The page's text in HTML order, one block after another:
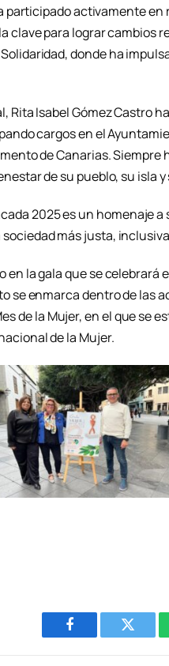
participado activamente
clave para lograr cambios
donde ha
Rita Isabel Gómez Castro
cargos en el
de Canarias.
de su pueblo, su isla y
2025 es un homenaje
más justa,
la gala que se celebrará
se enmarca dentro de las
de la Mujer, en el que se
de la Mujer.
Facebook Twitter